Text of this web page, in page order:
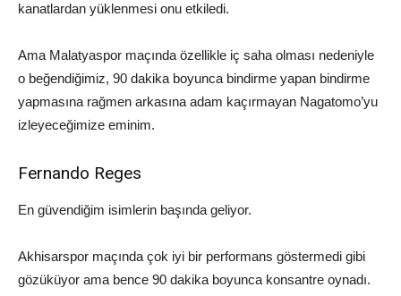
kanatlardan yüklenmesi onu etkiledi.
Ama Malatyaspor maçında özellikle iç saha olması nedeniyle
o beğendiğimiz, 90 dakika boyunca bindirme yapan bindirme
yapmasına rağmen arkasına adam kaçırmayan Nagatomo’yu
izleyeceğimize eminim.
Fernando Reges
En güvendiğim isimlerin başında geliyor.
Akhisarspor maçında çok iyi bir performans göstermedi gibi
gözüküyor ama bence 90 dakika boyunca konsantre oynadı.